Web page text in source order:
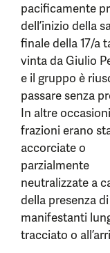
pacificamente
dell’inizio della
finale della 17/a
vinta da Giulio
e il gruppo è
passare senza
In altre
frazioni erano
accorciate o
parzialmente
neutralizzate a
della presenza di
manifestanti
tracciato o